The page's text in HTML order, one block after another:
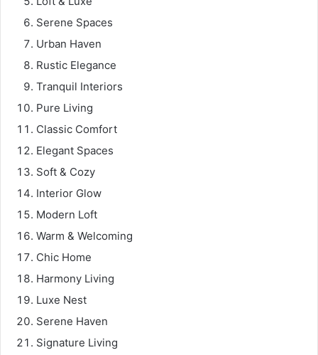
Serene Spaces
Urban Haven
Rustic Elegance
Tranquil Interiors
Pure Living
Classic Comfort
Elegant Spaces
Soft & Cozy
Interior Glow
Modern Loft
Warm & Welcoming
Chic Home
Harmony Living
Luxe Nest
Serene Haven
Signature Living